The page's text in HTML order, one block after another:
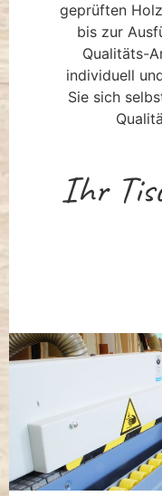
geprüften
bis zur
Qualitäts-
individuell
Sie sich
Ihr